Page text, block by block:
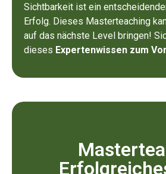
Sichtbarkeit ist ein
Erfolg. Dieses Masterteaching
auf das nächste Level bringen!
dieses Expertenwissen zum